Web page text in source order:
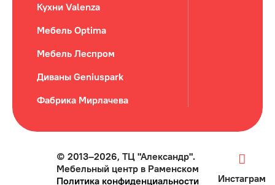
Кухни Valenza
Мебель Optima
Мебель Леспром
Диваны Geniuspark
Фабрика Мирлачева
© 2013–2026, ТЦ "Александр".
Мебельный центр в Раменском
Политика конфиденциальности
Инстаграм